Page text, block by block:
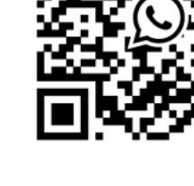
- Lucca, Scuola
Castruccio
murales in
dal Liceo
ore 18 - Fiano
- Messa in
da mons.
ore 20.30 -
Cippo di don
in alcuni
alle ore